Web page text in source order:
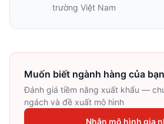
trường Việt Nam
Muốn biết ngành hàng của
Đánh giá tiềm năng xuất khẩu —
ngách và đề xuất mô hình
Nhận mô hình gia